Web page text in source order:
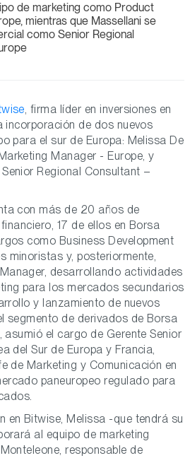
de marketing como Product
mientras que Massellani se
como Senior Regional
, firma líder en inversiones en
incorporación de dos nuevos
para el sur de Europa: Melissa De
Manager - Europe, y
Regional Consultant –
con más de 20 años de
17 de ellos en Borsa
como Business Development
minoristas y, posteriormente,
desarrollando actividades
para los mercados secundarios
y lanzamiento de nuevos
segmento de derivados de Borsa
asumió el cargo de Gerente Senior
del Sur de Europa y Francia,
de Marketing y Comunicación en
paneuropeo regulado para
en Bitwise, Melissa -que tendrá su
al equipo de marketing
responsable de